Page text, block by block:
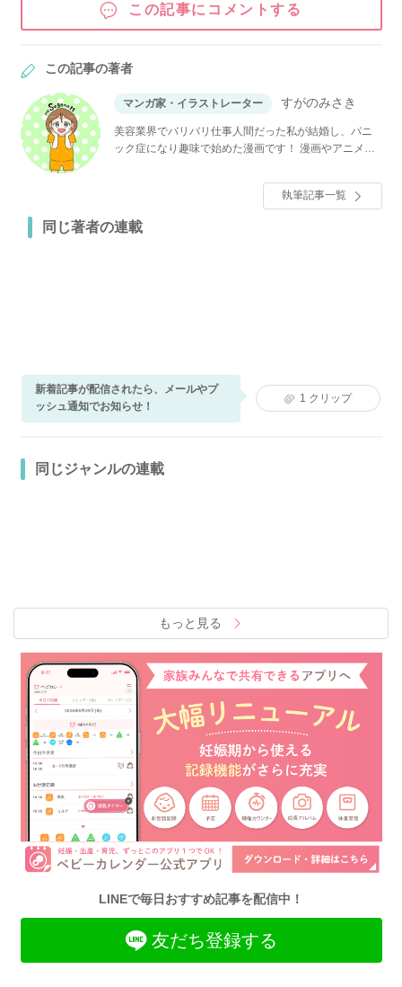
この記事にコメントする
この記事の著者
マンガ家・イラストレーター すがのみさき
美容業界でバリバリ仕事人間だった私が結婚し、パニ
ック症になり趣味で始めた漫画です！ 漫画やアニメが
執筆記事一覧
同じ著者の連載
新着記事が配信されたら、メールやプ
ッシュ通知でお知らせ！
1 クリップ
同じジャンルの連載
もっと見る
LINEで毎日おすすめ記事を配信中！
友だち登録する